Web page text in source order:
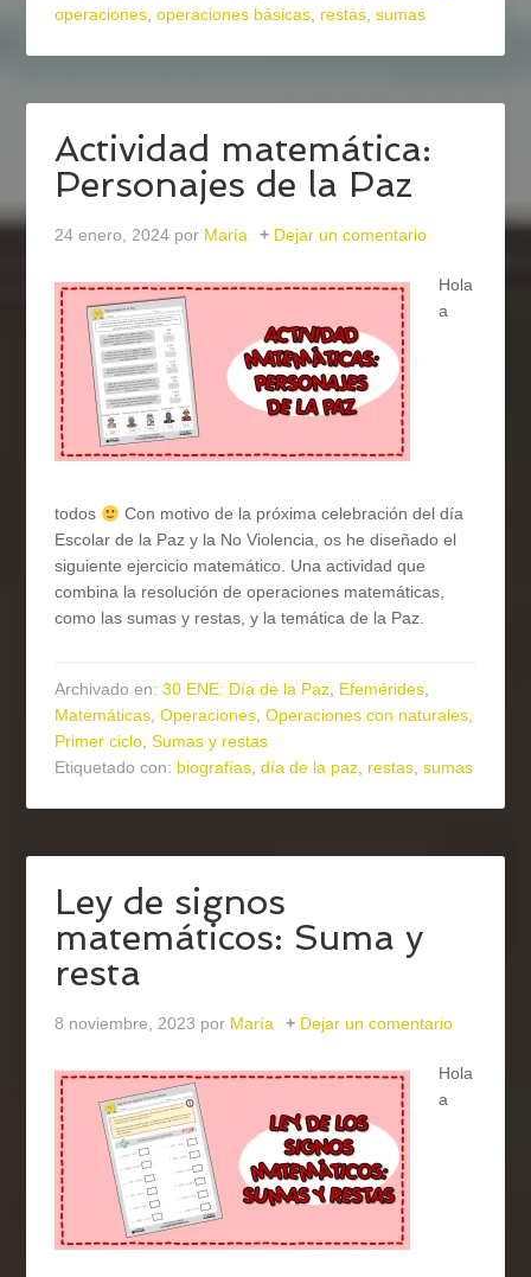
operaciones,operaciones básicas, restas,sumas
Actividad matemática:
Personajes de la Paz
24 enero, 2024 por María Dejar un comentario
Hola
a
todos
Con motivo de la próxima celebración del día
Escolar de la Paz y la No Violencia, os he diseñado el
siguiente ejercicio matemático. Una actividad que
combina la resolución de operaciones matemáticas,
como las sumas y restas, y la temática de la Paz.
Archivado en:30 ENE: Día de la Paz, Efemérides,
Matemáticas,Operaciones,Operaciones con naturales,
Primer ciclo,Sumas y restas
Etiquetado con: biografías,día de la paz, restas,sumas
Ley de signos
matemáticos: Suma y
resta
8 noviembre, 2023 por María Dejar un comentario
Hola
a